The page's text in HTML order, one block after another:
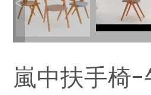
嵐中扶手椅-